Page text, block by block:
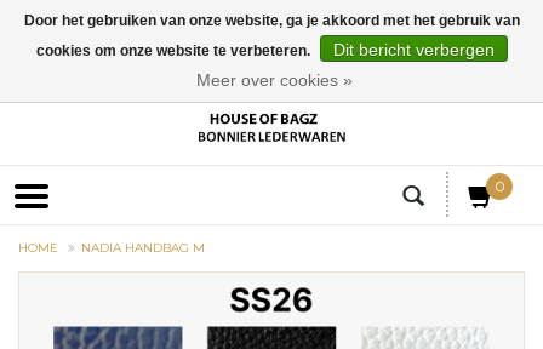
0
HOME NADIA HANDBAG M
Door het gebruiken van onze website, ga je akkoord met het gebruik van
cookies om onze website te verbeteren.
Dit bericht verbergen
Meer over cookies »